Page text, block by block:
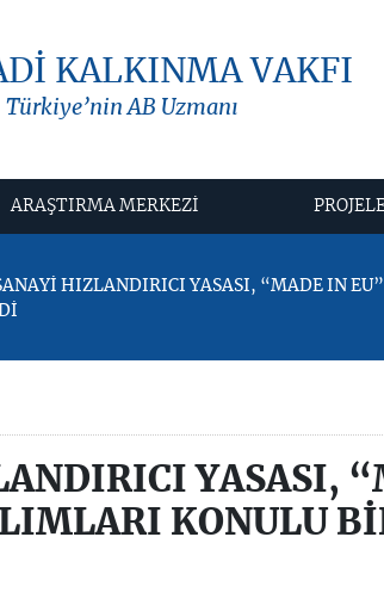
KALKINMA VAKFI
Türkiye’nin AB Uzmanı
ARAŞTIRMA MERKEZİ
HIZLANDIRICI YASASI, “MADE IN
YASASI,
KONULU